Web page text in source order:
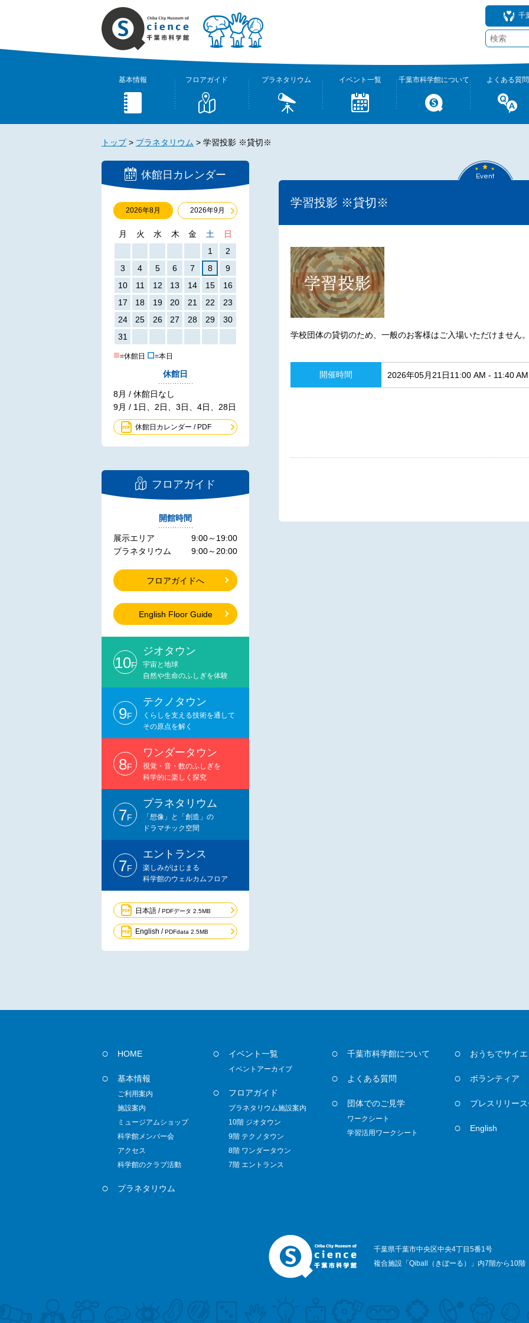
千
基本情報 フロアガイド プラネタリウム イベント一覧 千葉市科学館について よくある質問
トップ> プラネタリウム > 学習投影 ※貸切※
休館日カレンダー
2026年8月 2026年9月
月 火 水 木 金 土
日
1
2
3
4 5 6 7 8
9
10
11 12 13 14 15
16
17
18 19 20 21 22
23
24
25 26 27 28 29
30
31
■=休館日 ☐=本日
休館日
8月 / 休館日なし
9月 / 1日、2日、3日、4日、28日
休館日カレンダー / PDF
フロアガイド
開館時間
展示エリア
プラネタリウム
9:00～19:00
9:00～20:00
フロアガイドへ
English Floor Guide
10F
ジオタウン
宇宙と地球
自然や生命のふしぎを体験
9F
テクノタウン
くらしを支える技術を通して
その原点を解く
8F
ワンダータウン
視覚・音・数のふしぎを
科学的に楽しく探究
7F
プラネタリウム
「想像」と「創造」の
ドラマチック空間
7F
エントランス
楽しみがはじまる
科学館のウェルカムフロア
日本語 /PDFデータ 2.5MB
English /PDFdata 2.5MB
Event
学習投影 ※貸切※
学校団体の貸切のため、一般のお客様はご入場いただけません。
開催時間 2026年05月21日11:00 AM - 11:40 AM
HOME
基本情報
ご利用案内
施設案内
ミュージアムショップ
科学館メンバー会
アクセス
科学館のクラブ活動
プラネタリウム
イベント一覧
イベントアーカイブ
フロアガイド
プラネタリウム施設案内
10階 ジオタウン
9階 テクノタウン
8階 ワンダータウン
7階 エントランス
千葉市科学館について
よくある質問
団体でのご見学
ワークシート
学習活用ワークシート
おうちでサイエ
ボランティア
プレスリリー
English
千葉県千葉市中央区中央4丁目5番1号
複合施設「Qiball（きぼーる）」内7階から10階